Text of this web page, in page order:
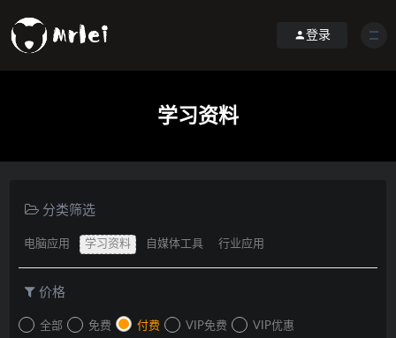
登录
学习资料
分类筛选
电脑应用 学习资料 自媒体工具 行业应用
价格
全部 免费 付费 VIP免费 VIP优惠